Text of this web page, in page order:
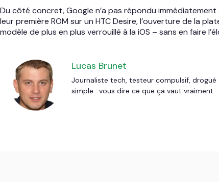
Du côté concret, Google n’a pas répondu immédiatement
leur première ROM sur un HTC Desire, l’ouverture de la
modèle de plus en plus verrouillé à la iOS – sans en faire
Lucas Brunet
Journaliste tech, testeur compulsif, drogué
simple : vous dire ce que ça vaut vraiment.